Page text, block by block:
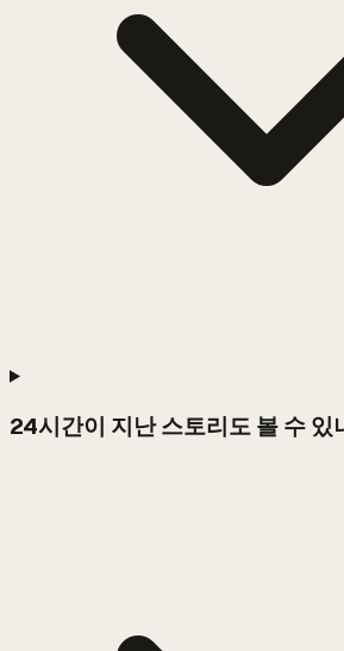
24시간이 지난 스토리도 볼 수 있